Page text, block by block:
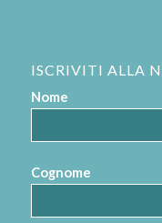
ISCRIVITI ALLA
Nome
Cognome